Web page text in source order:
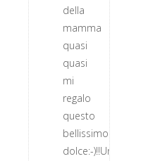
della
mamma
quasi
quasi
mi
regalo
questo
bellissimo
dolce:-)!!Un